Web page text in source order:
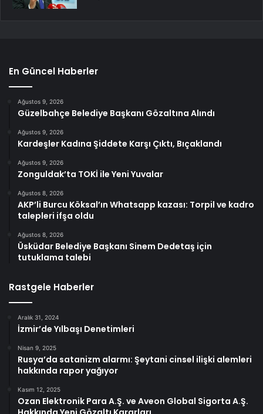
En Güncel Haberler
Ağustos 9, 2026
Güzelbahçe Belediye Başkanı Gözaltına Alındı
Ağustos 9, 2026
Kardeşler Kadına Şiddete Karşı Çıktı, Bıçaklandı
Ağustos 9, 2026
Zonguldak’ta TOKİ ile Yeni Yuvalar
Ağustos 8, 2026
AKP’li Burcu Köksal’ın Whatsapp kazası: Torpil ve kadro
talepleri ifşa oldu
Ağustos 8, 2026
Üsküdar Belediye Başkanı Sinem Dedetaş için
tutuklama talebi
Rastgele Haberler
Aralık 31, 2024
İzmir’de Yılbaşı Denetimleri
Nisan 9, 2025
Rusya’da satanizm alarmı: Şeytani cinsel ilişki alemleri
hakkında rapor yağıyor
Kasım 12, 2025
Ozan Elektronik Para A.Ş. ve Aveon Global Sigorta A.Ş.